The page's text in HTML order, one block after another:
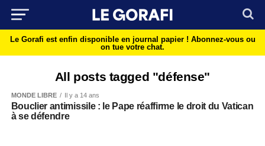
Le Gorafi est enfin disponible en journal papier ! Abonnez-vous ou
on tue votre chat.
All posts tagged "défense"
MONDE LIBRE Il y a 14 ans
Bouclier antimissile : le Pape réaffirme le droit du Vatican
à se défendre